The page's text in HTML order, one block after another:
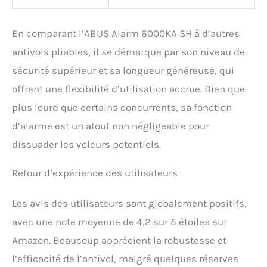
En comparant l’ABUS Alarm 6000KA SH à d’autres
antivols pliables, il se démarque par son niveau de
sécurité supérieur et sa longueur généreuse, qui
offrent une flexibilité d’utilisation accrue. Bien que
plus lourd que certains concurrents, sa fonction
d’alarme est un atout non négligeable pour
dissuader les voleurs potentiels.
Retour d’expérience des utilisateurs
Les avis des utilisateurs sont globalement positifs,
avec une note moyenne de 4,2 sur 5 étoiles sur
Amazon. Beaucoup apprécient la robustesse et
l’efficacité de l’antivol, malgré quelques réserves